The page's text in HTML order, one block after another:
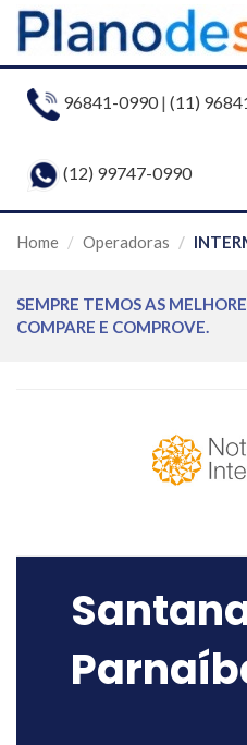
96841-0990| (11)
(12) 99747-0990
Home Operadoras
SEMPRE TEMOS AS
COMPARE E COMPROVE.